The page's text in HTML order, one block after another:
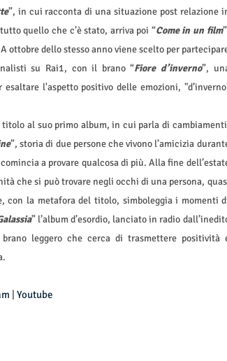
”, in cui racconta di una situazione post relazione
quello che c’è stato, arriva poi “Come in un film
ottobre dello stesso anno viene scelto per
su Rai1, con il brano “Fiore d’inverno”,
l'aspetto positivo delle emozioni,
titolo al suo primo album, in cui parla di
”, storia di due persone che vivono l’amicizia
a provare qualcosa di più. Alla fine
che si può trovare negli occhi di una persona,
con la metafora del titolo, simboleggia i momenti
” l’album d’esordio, lanciato in radio
brano leggero che cerca di trasmettere positività
| Youtube